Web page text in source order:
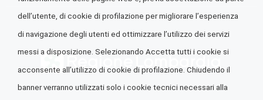
dell’utente, di cookie di profilazione per migliorare l’esperienza
di navigazione degli utenti ed ottimizzare l’utilizzo dei servizi
messi a disposizione. Selezionando Accetta tutti i cookie si
acconsente all’utilizzo di cookie di profilazione. Chiudendo il
banner verranno utilizzati solo i cookie tecnici necessari alla